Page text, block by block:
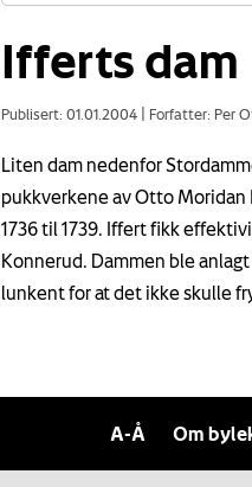
Ifferts dam
Publisert: 01.01.2004 Forfatter: Per
Liten dam nedenfor
pukkverkene av Otto
1736 til 1739. Iffert fikk
Konnerud. Dammen ble
lunkent for at det ikke skulle
A-Å Om